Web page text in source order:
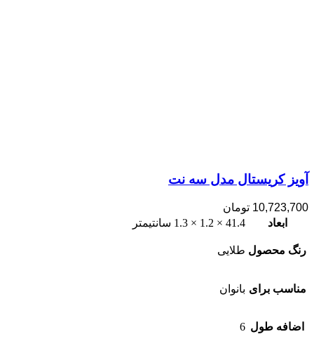
آویز کریستال مدل سه نت
10,723,700 تومان
ابعاد
41.4 × 1.2 × 1.3 سانتیمتر
رنگ محصول طلایی
مناسب برای بانوان
اضافه طول 6